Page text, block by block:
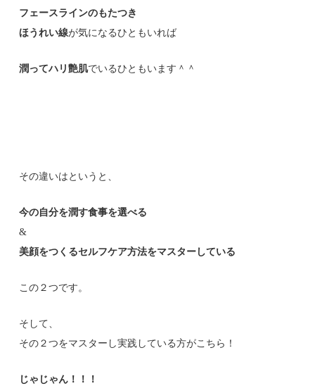
フェースラインのもたつき
ほうれい線が気になるひともいれば
潤ってハリ艶肌でいるひともいます＾＾
その違いはというと、
今の自分を潤す食事を選べる
&
美顔をつくるセルフケア方法をマスターしている
この２つです。
そして、
その２つをマスターし実践している方がこちら！
じゃじゃん！！！